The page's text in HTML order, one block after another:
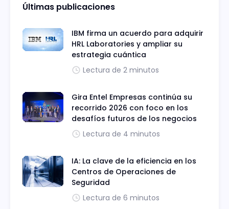
Últimas publicaciones
IBM firma un acuerdo para adquirir
HRL Laboratories y ampliar su
estrategia cuántica
Lectura de 2 minutos
Gira Entel Empresas continúa su
recorrido 2026 con foco en los
desafíos futuros de los negocios
Lectura de 4 minutos
IA: La clave de la eficiencia en los
Centros de Operaciones de
Seguridad
Lectura de 6 minutos